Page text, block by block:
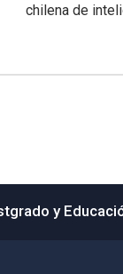
chilena de
y